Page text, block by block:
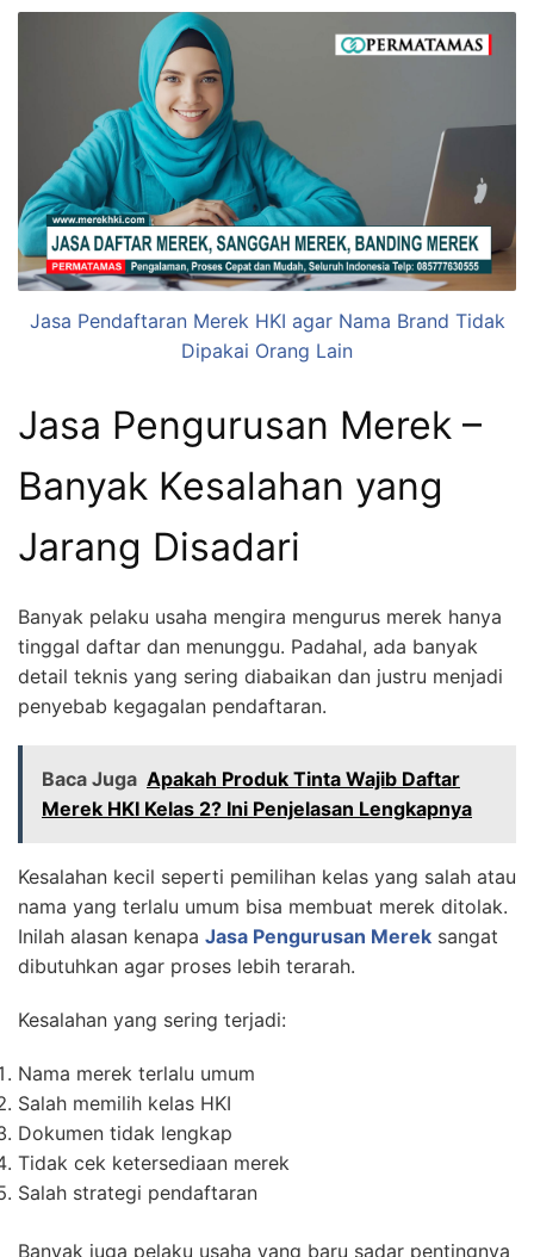
Jasa Pendaftaran Merek HKI agar Nama Brand Tidak
Dipakai Orang Lain
Jasa Pengurusan Merek –
Banyak Kesalahan yang
Jarang Disadari
Banyak pelaku usaha mengira mengurus merek hanya
tinggal daftar dan menunggu. Padahal, ada banyak
detail teknis yang sering diabaikan dan justru menjadi
penyebab kegagalan pendaftaran.
Baca Juga Apakah Produk Tinta Wajib Daftar
Merek HKI Kelas 2? Ini Penjelasan Lengkapnya
Kesalahan kecil seperti pemilihan kelas yang salah atau
nama yang terlalu umum bisa membuat merek ditolak.
Inilah alasan kenapa Jasa Pengurusan Merek sangat
dibutuhkan agar proses lebih terarah.
Kesalahan yang sering terjadi:
Nama merek terlalu umum
Salah memilih kelas HKI
Dokumen tidak lengkap
Tidak cek ketersediaan merek
Salah strategi pendaftaran
Banyak juga pelaku usaha yang baru sadar pentingnya